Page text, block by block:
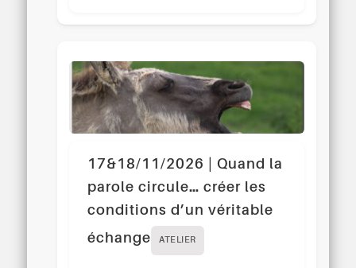
17&18/11/2026 | Quand la
parole circule… créer les
conditions d’un véritable
échange
ATELIER